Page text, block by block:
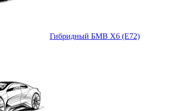
Гибридный БМВ X6 (E72)